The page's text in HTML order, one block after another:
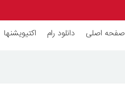
صفحه اصلی دانلود رام اکتیویشنها